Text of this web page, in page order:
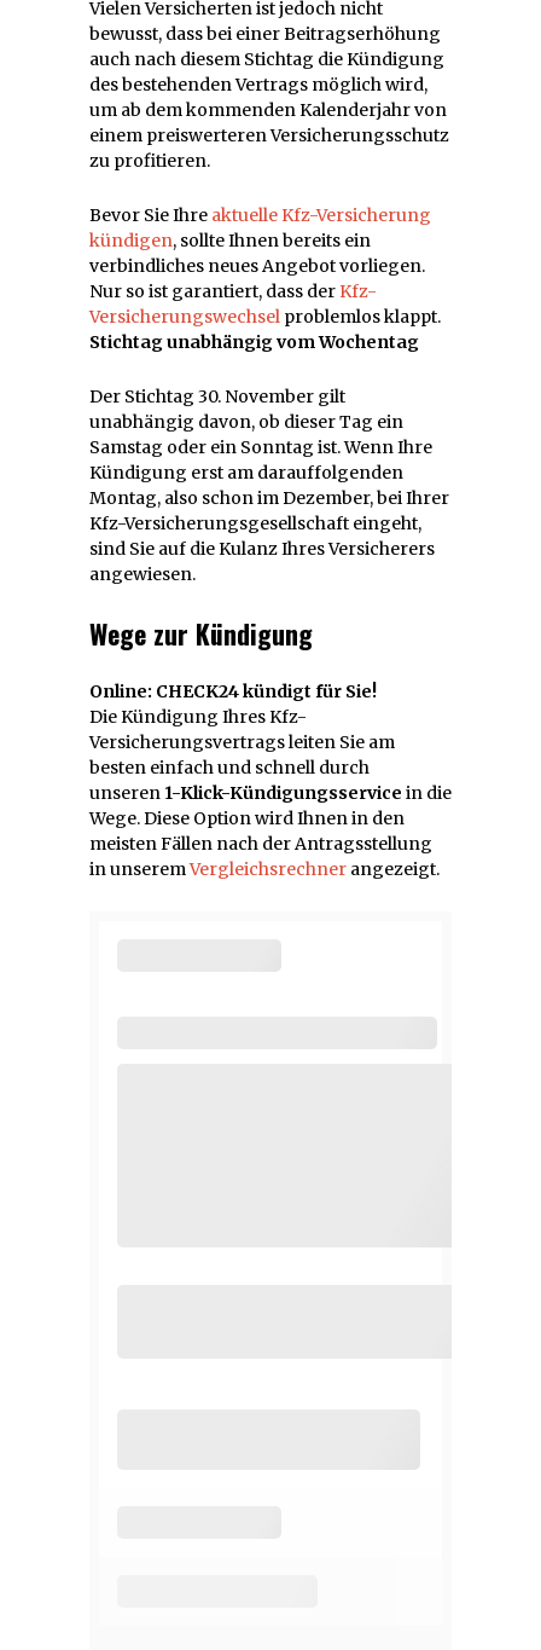
Vielen Versicherten ist jedoch nicht
bewusst, dass bei einer Beitragserhöhung
auch nach diesem Stichtag die Kündigung
des bestehenden Vertrags möglich wird,
um ab dem kommenden Kalenderjahr von
einem preiswerteren Versicherungsschutz
zu profitieren.
Bevor Sie Ihre aktuelle Kfz-Versicherung
kündigen, sollte Ihnen bereits ein
verbindliches neues Angebot vorliegen.
Nur so ist garantiert, dass der Kfz-
Versicherungswechsel problemlos klappt.
Stichtag unabhängig vom Wochentag
Der Stichtag 30. November gilt
unabhängig davon, ob dieser Tag ein
Samstag oder ein Sonntag ist. Wenn Ihre
Kündigung erst am darauffolgenden
Montag, also schon im Dezember, bei Ihrer
Kfz-Versicherungsgesellschaft eingeht,
sind Sie auf die Kulanz Ihres Versicherers
angewiesen.
Wege zur Kündigung
Online: CHECK24 kündigt für Sie!
Die Kündigung Ihres Kfz-
Versicherungsvertrags leiten Sie am
besten einfach und schnell durch
unseren 1-Klick-Kündigungsservice in die
Wege. Diese Option wird Ihnen in den
meisten Fällen nach der Antragsstellung
in unseremVergleichsrechner angezeigt.